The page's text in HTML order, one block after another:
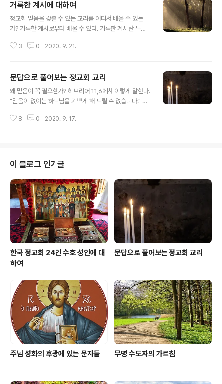
거룩한 계시에 대하여
정교회 믿음을 갖출 수 있는 교리를 어디서 배울 수 있는
가? 거룩한 계시로부터 배울 수 있다. 거룩한 계시란 무엇
전히 예배드리도록 가르쳐 알게 해 주시는 것을 의미한다.
을 위해 절대 필요하기 때문이다. 그러나 누구나 이 계시를
하느님으로부터 직접 받아들일 자격이 있는 것이 아니기
때문에 몇몇 사람에게 계시를 내려주시고 그들로 하여금
람이 하느님으로부터 직접 계시를 받을 수가 없었는가? 그
3 0 2020. 9. 21.
문답으로 풀어보는 정교회 교리
왜 믿음이 꼭 필요한가? 히브리어 11,6에서 이렇게 말한다.
"믿음이 없이는 하느님을 기쁘게 해 드릴 수 없습니다." 왜
0에서 이렇게 말한다. "행동이 뒤따르지 않는 믿음은 아무
확증해 줍니다." 다시 말해서 우리가 눈에 보이지 않는 것들
에 대하여 믿음으로써 선한 것들이 실제적으로 존재하고
있다는 것에 우리가 희망을 갖고 흔들리지 않는 신념을 말
한다. 믿음은 단순히 하느님이 있다는 것을 받아들이는 것
만이 아니라 이외에도 하느님에 대한 절대적인 신뢰를 갖
는 것을 말한다..
8 0 2020. 9. 17.
이 블로그 인기글
한국 정교회 24인 수호 성인에 대
하여
문답으로 풀어보는 정교회 교리
주님 성화의 후광에 있는 문자들 무명 수도자의 가르침